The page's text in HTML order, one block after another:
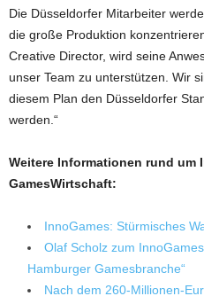
Die Düsseldorfer Mitarbeiter
die große Produktion
Creative Director, wird seine
unser Team zu unterstützen. Wir
diesem Plan den Düsseldorfer
werden.“
Weitere Informationen rund um
GamesWirtschaft:
InnoGames: Stürmisches
Olaf Scholz zum
Hamburger Gamesbranche“
Nach dem 260-Millionen-